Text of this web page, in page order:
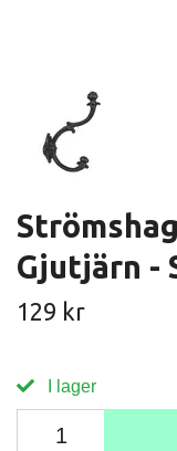
Gjutjärn -
129 kr
I lager